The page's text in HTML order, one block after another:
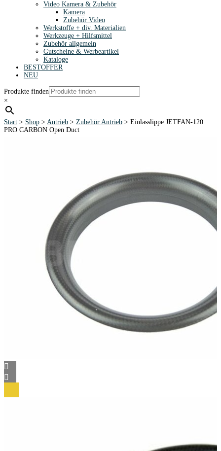
Video Kamera & Zubehör
Kamera
Zubehör Video
Werkstoffe + div. Materialien
Werkzeuge + Hilfsmittel
Zubehör allgemein
Gutscheine & Werbeartikel
Kataloge
BESTOFFER
NEU
Produkte finden
×
Start > Shop > Antrieb > Zubehör Antrieb > Einlasslippe JETFAN-120
PRO CARBON Open Duct